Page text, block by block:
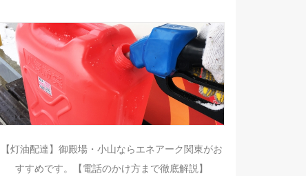
【灯油配達】御殿場・小山ならエネアーク関東がお
すすめです。【電話のかけ方まで徹底解説】